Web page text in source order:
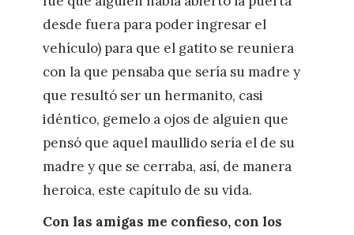
desde fuera para poder ingresar el
vehículo) para que el gatito se reuniera
con la que pensaba que sería su madre y
que resultó ser un hermanito, casi
idéntico, gemelo a ojos de alguien que
pensó que aquel maullido sería el de su
madre y que se cerraba, así, de manera
heroica, este capítulo de su vida.
Con las amigas me confieso, con los